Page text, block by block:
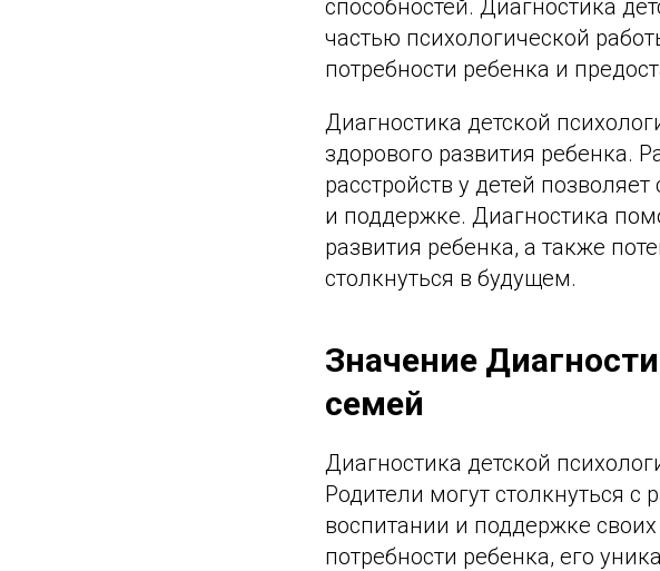
способностей. Диагностика
частью психологической
потребности ребенка и
Диагностика детской
здорового развития ребенка.
расстройств у детей
и поддержке. Диагностика
развития ребенка, а также
столкнуться в будущем.
Значение
семей
Диагностика детской
Родители могут столкнуться
воспитании и поддержке
потребности ребенка, его